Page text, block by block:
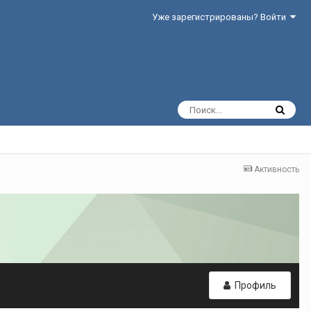
Уже зарегистрированы? Войти
Активность
Профиль